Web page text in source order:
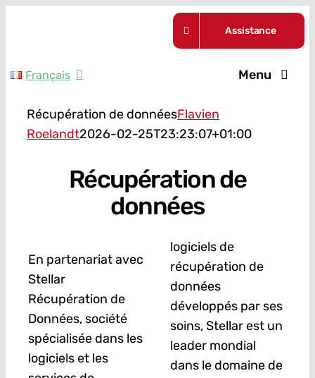
Assistance
Français Menu
Récupération de donnéesFlavien
Roelandt2026-02-25T23:23:07+01:00
Récupération de
données
En partenariat avec
Stellar
Récupération de
Données, société
spécialisée dans les
logiciels et les
logiciels de
récupération de
données
développés par ses
soins, Stellar est un
leader mondial
dans le domaine de